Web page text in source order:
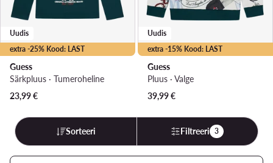
extra -25% Kood: LAST
Uudis
Guess
Särkpluus · Tumeroheline
23,99€
extra -15% Kood: LAST
Uudis
Guess
Pluus · Valge
39,99€
Sorteeri Filtreeri 3